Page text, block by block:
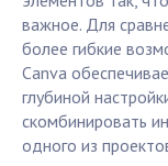
важное. Для
более гибкие
Canva
глубиной
скомбинировать
одного из